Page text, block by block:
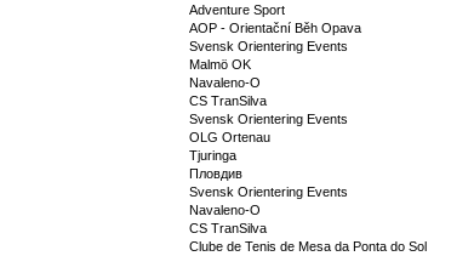
Adventure Sport
AOP - Orientační Běh Opava
Svensk Orientering Events
Malmö OK
Navaleno-O
CS TranSilva
Svensk Orientering Events
OLG Ortenau
Tjuringa
Пловдив
Svensk Orientering Events
Navaleno-O
CS TranSilva
Clube de Tenis de Mesa da Ponta do Sol